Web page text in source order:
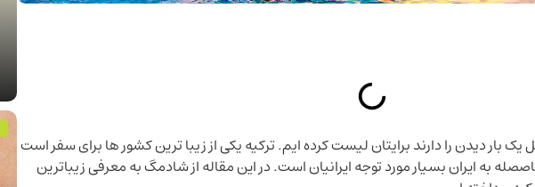
بار دیدن را دارند برایتان لیست کرده ایم. ترکیه یکی از زیبا ترین کشور ها برای سفر است
به ایران بسیار مورد توجه ایرانیان است. در این مقاله از شادمگ به معرفی زیباترین